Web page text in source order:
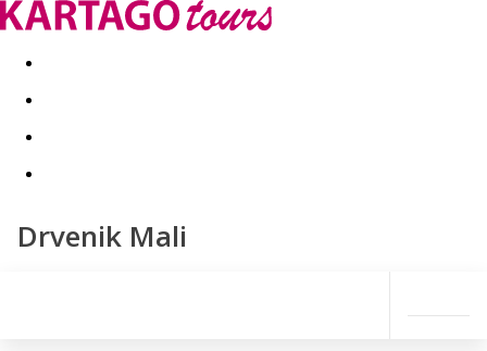
Last minute Dovolenkové kluby
Drvenik Mali